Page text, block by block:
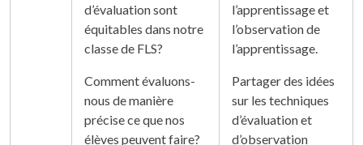
d’évaluation sont
équitables dans notre
classe de FLS?
Comment évaluons-
nous de manière
précise ce que nos
élèves peuvent faire?
l’apprentissage et
l’observation de
l’apprentissage.
Partager des idées
sur les techniques
d’évaluation et
d’observation